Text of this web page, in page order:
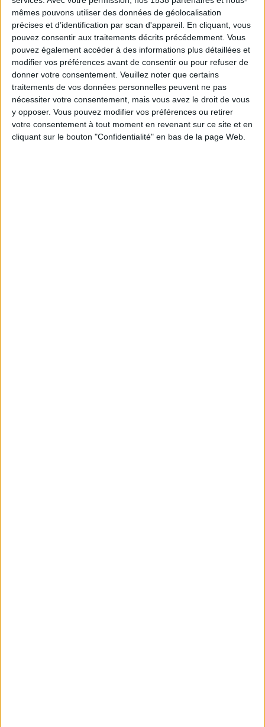
mêmes pouvons utiliser des données de géolocalisation
précises et d’identification par scan d'appareil. En cliquant, vous
pouvez consentir aux traitements décrits précédemment. Vous
pouvez également accéder à des informations plus détaillées et
modifier vos préférences avant de consentir ou pour refuser de
donner votre consentement. Veuillez noter que certains
traitements de vos données personnelles peuvent ne pas
nécessiter votre consentement, mais vous avez le droit de vous
y opposer. Vous pouvez modifier vos préférences ou retirer
votre consentement à tout moment en revenant sur ce site et en
cliquant sur le bouton "Confidentialité" en bas de la page Web.
Peut-on remplacer la viande par des féculents ?
Consultation diététique du 05/08/2026